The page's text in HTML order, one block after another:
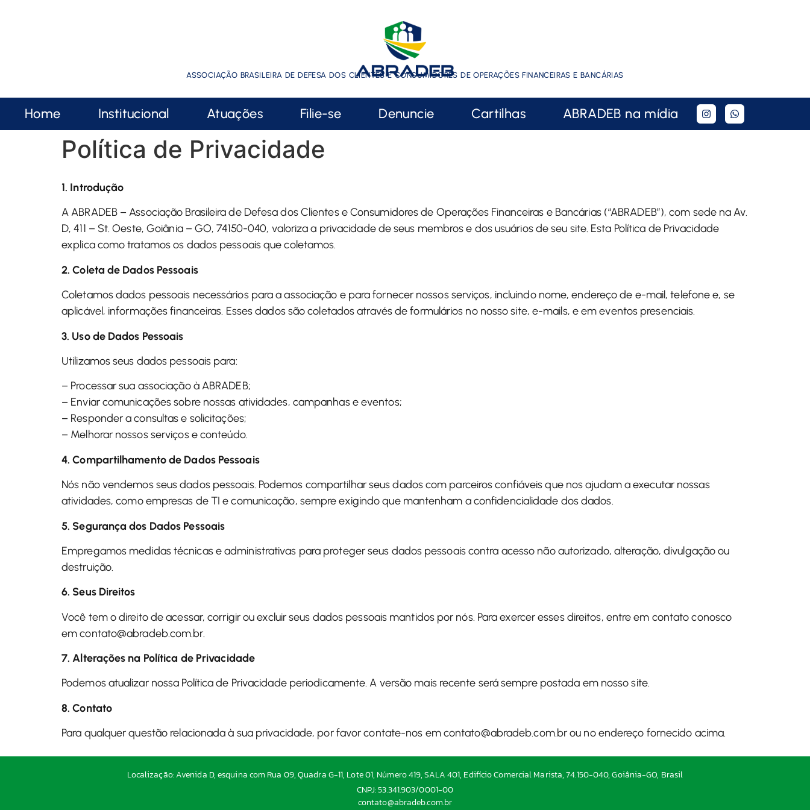
ASSOCIAÇÃO BRASILEIRA DE DEFESA DOS CLIENTES E CONSUMIDORES DE OPERAÇÕES FINANCEIRAS E BANCÁRIAS​
Home Institucional Atuações Filie-se Denuncie Cartilhas ABRADEB na mídia
Política de Privacidade
1. Introdução
A ABRADEB – Associação Brasileira de Defesa dos Clientes e Consumidores de Operações Financeiras e Bancárias (“ABRADEB”), com sede na Av.
D, 411 – St. Oeste, Goiânia – GO, 74150-040, valoriza a privacidade de seus membros e dos usuários de seu site. Esta Política de Privacidade
explica como tratamos os dados pessoais que coletamos.
2. Coleta de Dados Pessoais
Coletamos dados pessoais necessários para a associação e para fornecer nossos serviços, incluindo nome, endereço de e-mail, telefone e, se
aplicável, informações financeiras. Esses dados são coletados através de formulários no nosso site, e-mails, e em eventos presenciais.
3. Uso de Dados Pessoais
Utilizamos seus dados pessoais para:
– Processar sua associação à ABRADEB;
– Enviar comunicações sobre nossas atividades, campanhas e eventos;
– Responder a consultas e solicitações;
– Melhorar nossos serviços e conteúdo.
4. Compartilhamento de Dados Pessoais
Nós não vendemos seus dados pessoais. Podemos compartilhar seus dados com parceiros confiáveis que nos ajudam a executar nossas
atividades, como empresas de TI e comunicação, sempre exigindo que mantenham a confidencialidade dos dados.
5. Segurança dos Dados Pessoais
Empregamos medidas técnicas e administrativas para proteger seus dados pessoais contra acesso não autorizado, alteração, divulgação ou
destruição.
6. Seus Direitos
Você tem o direito de acessar, corrigir ou excluir seus dados pessoais mantidos por nós. Para exercer esses direitos, entre em contato conosco
emcontato@abradeb.com.br.
7. Alterações na Política de Privacidade
Podemos atualizar nossa Política de Privacidade periodicamente. A versão mais recente será sempre postada em nosso site.
8. Contato
Para qualquer questão relacionada à sua privacidade, por favor contate-nos emcontato@abradeb.com.brou no endereço fornecido acima.
Localização: Avenida D, esquina com Rua 09, Quadra G-11, Lote 01, Número 419, SALA 401, Edifício Comercial Marista, 74.150-040, Goiânia-GO, Brasil
CNPJ: 53.341.903/0001-00
contato@abradeb.com.br